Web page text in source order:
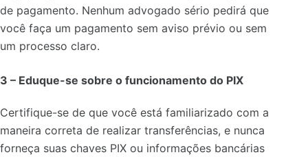
de pagamento. Nenhum advogado sério pedirá que
você faça um pagamento sem aviso prévio ou sem
um processo claro.
3 – Eduque-se sobre o funcionamento do PIX
Certifique-se de que você está familiarizado com a
maneira correta de realizar transferências, e nunca
forneça suas chaves PIX ou informações bancárias